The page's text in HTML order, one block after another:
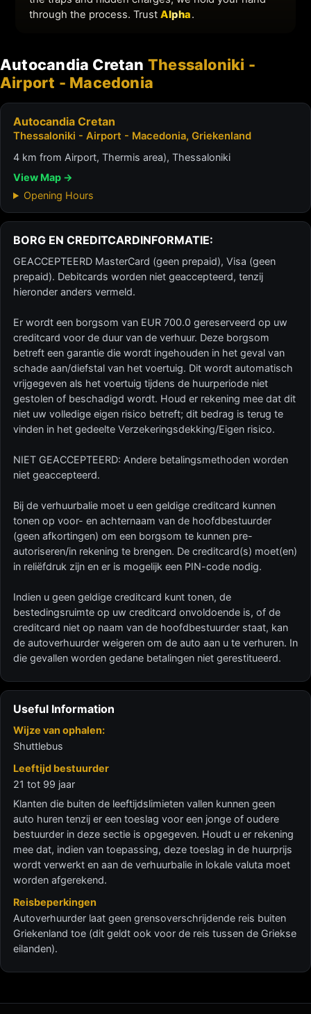
Autocandia Cretan Thessaloniki -
Airport - Macedonia
Autocandia Cretan
Thessaloniki - Airport - Macedonia, Griekenland
4 km from Airport, Thermis area), Thessaloniki
View Map →
Opening Hours
BORG EN CREDITCARDINFORMATIE:
GEACCEPTEERD MasterCard (geen prepaid), Visa (geen
prepaid). Debitcards worden niet geaccepteerd, tenzij
hieronder anders vermeld.
Er wordt een borgsom van EUR 700.0 gereserveerd op uw
creditcard voor de duur van de verhuur. Deze borgsom
betreft een garantie die wordt ingehouden in het geval van
schade aan/diefstal van het voertuig. Dit wordt automatisch
vrijgegeven als het voertuig tijdens de huurperiode niet
gestolen of beschadigd wordt. Houd er rekening mee dat dit
niet uw volledige eigen risico betreft; dit bedrag is terug te
vinden in het gedeelte Verzekeringsdekking/Eigen risico.
NIET GEACCEPTEERD: Andere betalingsmethoden worden
niet geaccepteerd.
Bij de verhuurbalie moet u een geldige creditcard kunnen
tonen op voor- en achternaam van de hoofdbestuurder
(geen afkortingen) om een borgsom te kunnen pre-
autoriseren/in rekening te brengen. De creditcard(s) moet(en)
in reliëfdruk zijn en er is mogelijk een PIN-code nodig.
Indien u geen geldige creditcard kunt tonen, de
bestedingsruimte op uw creditcard onvoldoende is, of de
creditcard niet op naam van de hoofdbestuurder staat, kan
de autoverhuurder weigeren om de auto aan u te verhuren. In
die gevallen worden gedane betalingen niet gerestitueerd.
Useful Information
Wijze van ophalen:
Shuttlebus
Leeftijd bestuurder
21 tot 99 jaar
Klanten die buiten de leeftijdslimieten vallen kunnen geen
auto huren tenzij er een toeslag voor een jonge of oudere
bestuurder in deze sectie is opgegeven. Houdt u er rekening
mee dat, indien van toepassing, deze toeslag in de huurprijs
wordt verwerkt en aan de verhuurbalie in lokale valuta moet
worden afgerekend.
Reisbeperkingen
Autoverhuurder laat geen grensoverschrijdende reis buiten
Griekenland toe (dit geldt ook voor de reis tussen de Griekse
eilanden).